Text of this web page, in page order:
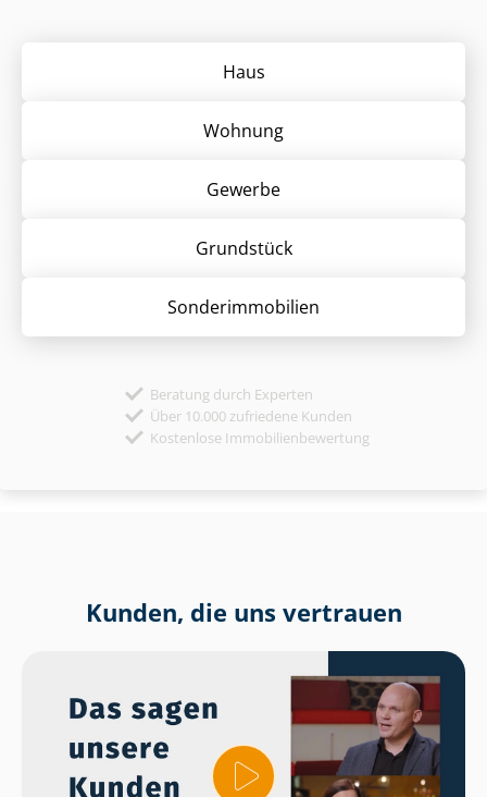
Haus
Wohnung
Gewerbe
Grund­stück
Sonder­immobilien
Beratung durch Experten
Über 10.000 zufriedene Kunden
Kostenlose Immobilienbewertung
Kunden, die uns vertrauen